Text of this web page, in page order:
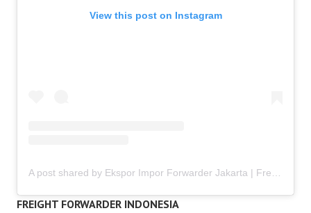
View this post on Instagram
A post shared by Ekspor Impor Forwarder Jakarta | Freight Forwarding Indonesia (@keenamid)
FREIGHT FORWARDER INDONESIA